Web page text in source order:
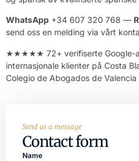
WhatsApp +34 607 320 768 —
send oss en melding via vårt
★★★★★ 72+ verifiserte Google-
internasjonale klienter på Costa
Colegio de Abogados de Valencia
Send us a message
Contact form
Name